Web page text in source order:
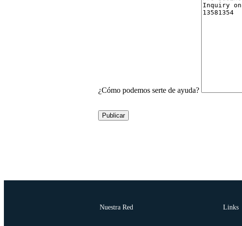
¿Cómo podemos serte de ayuda?
Publicar
Nuestra Red Links